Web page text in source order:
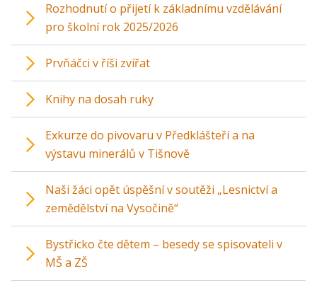
Rozhodnutí o přijetí k základnímu vzdělávání
pro školní rok 2025/2026
Prvňáčci v říši zvířat
Knihy na dosah ruky
Exkurze do pivovaru v Předklášteří a na
výstavu minerálů v Tišnově
Naši žáci opět úspěšní v soutěži „Lesnictví a
zemědělství na Vysočině“
Bystřicko čte dětem – besedy se spisovateli v
MŠ a ZŠ